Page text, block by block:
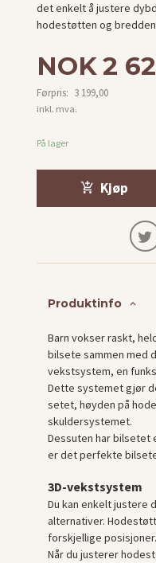
det enkelt å justere
hodestøtten og
Tilbud
NOK 2
Førpris: 3 199,00
Rabatt
inkl. mva.
På lager
Kjøp
Produktinfo
Barn vokser raskt,
bilsete sammen med
vekstsystem, en
Dette systemet gjør
setet, høyden på
skuldersystemet.
Dessuten har
er det perfekte
3D-vekstsystem
Du kan enkelt justere
alternativer.
forskjellige posisjoner.
Når du justerer